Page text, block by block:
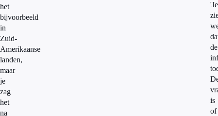
het
bijvoorbeeld
in
Zuid-
Amerikaanse
landen,
maar
je
zag
het
na
'Je
de
is
of